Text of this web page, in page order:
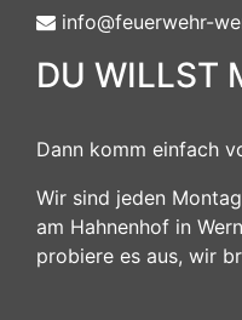
info@feuerwehr-
DU WILLST
Dann komm einfach
Wir sind jeden
am Hahnenhof in
probiere es aus, wir